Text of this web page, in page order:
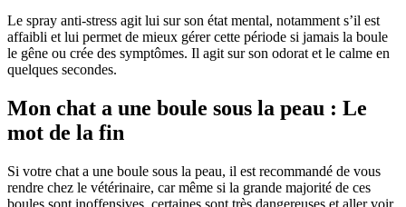
Le spray anti-stress agit lui sur son état mental, notamment s’il est
affaibli et lui permet de mieux gérer cette période si jamais la boule
le gêne ou crée des symptômes. Il agit sur son odorat et le calme en
quelques secondes.
Mon chat a une boule sous la peau : Le
mot de la fin
Si votre chat a une boule sous la peau, il est recommandé de vous
rendre chez le vétérinaire, car même si la grande majorité de ces
boules sont inoffensives, certaines sont très dangereuses et aller voir